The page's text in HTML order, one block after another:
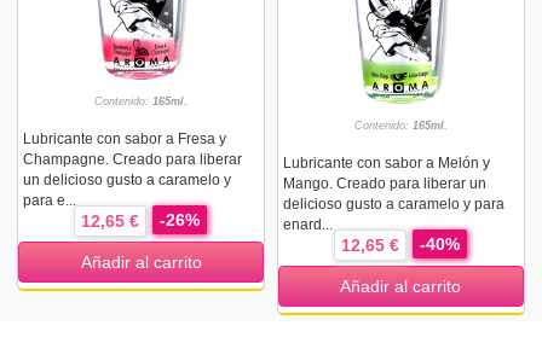
Contenido:165ml.
Lubricante con sabor a Fresa y
Champagne. Creado para liberar
un delicioso gusto a caramelo y
para e...
12,65 € -26%
Añadir al carrito
Contenido: 165ml.
Lubricante con sabor a Melón y
Mango. Creado para liberar un
delicioso gusto a caramelo y para
enard...
12,65 € -40%
Añadir al carrito